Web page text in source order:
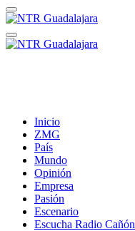
Inicio
ZMG
País
Mundo
Opinión
Empresa
Pasión
Escenario
Escucha Radio Cañón